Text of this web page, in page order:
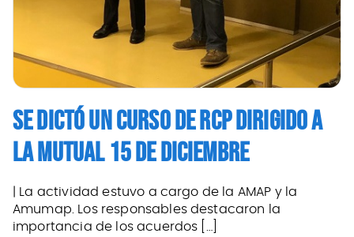
SE DICTÓ UN CURSO DE RCP DIRIGIDO A
LA MUTUAL 15 DE DICIEMBRE
| La actividad estuvo a cargo de la AMAP y la
Amumap. Los responsables destacaron la
importancia de los acuerdos […]